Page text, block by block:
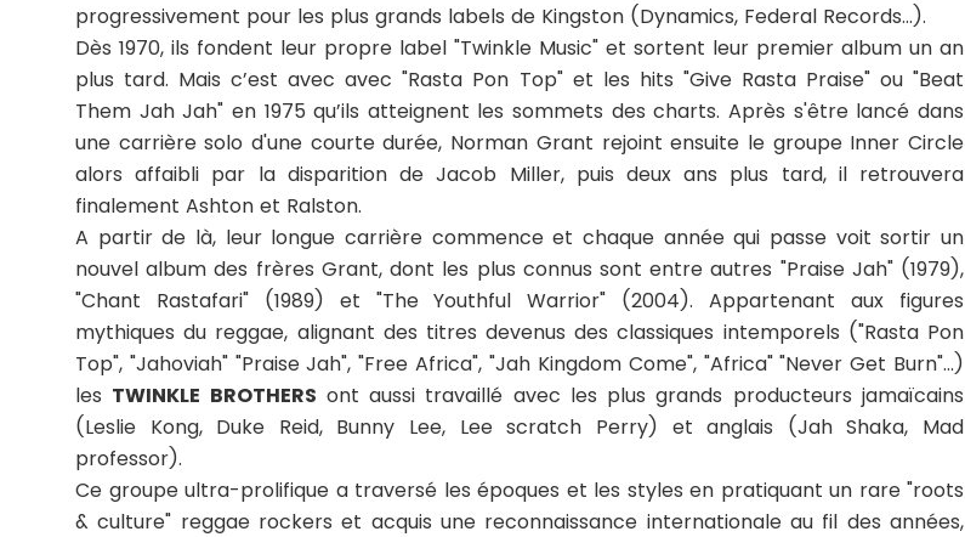
progressivement pour les plus grands labels de Kingston (Dynamics, Federal Records...).
Dès 1970, ils fondent leur propre label "Twinkle Music" et sortent leur premier album un an
plus tard. Mais c’est avec avec "Rasta Pon Top" et les hits "Give Rasta Praise" ou "Beat
Them Jah Jah" en 1975 qu’ils atteignent les sommets des charts. Après s'être lancé dans
une carrière solo d'une courte durée, Norman Grant rejoint ensuite le groupe Inner Circle
alors affaibli par la disparition de Jacob Miller, puis deux ans plus tard, il retrouvera
finalement Ashton et Ralston.
A partir de là, leur longue carrière commence et chaque année qui passe voit sortir un
nouvel album des frères Grant, dont les plus connus sont entre autres "Praise Jah" (1979),
"Chant Rastafari" (1989) et "The Youthful Warrior" (2004). Appartenant aux figures
mythiques du reggae, alignant des titres devenus des classiques intemporels ("Rasta Pon
Top", "Jahoviah" "Praise Jah", "Free Africa", "Jah Kingdom Come", "Africa" "Never Get Burn"...)
les TWINKLE BROTHERS ont aussi travaillé avec les plus grands producteurs jamaïcains
(Leslie Kong, Duke Reid, Bunny Lee, Lee scratch Perry) et anglais (Jah Shaka, Mad
professor).
Ce groupe ultra-prolifique a traversé les époques et les styles en pratiquant un rare "roots
& culture" reggae rockers et acquis une reconnaissance internationale au fil des années,